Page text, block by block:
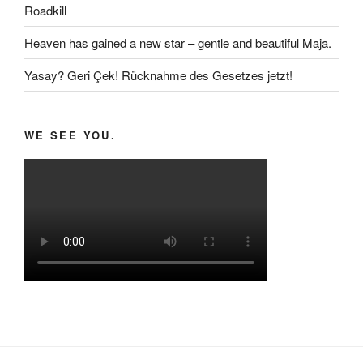
Roadkill
Heaven has gained a new star – gentle and beautiful Maja.
Yasay? Geri Çek! Rücknahme des Gesetzes jetzt!
WE SEE YOU.